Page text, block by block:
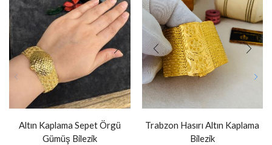
Altın Kaplama Sepet Örgü
Gümüş Bilezik
Trabzon Hasırı Altın Kaplama
Bilezik